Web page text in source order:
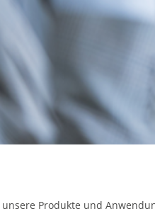
Produkte und